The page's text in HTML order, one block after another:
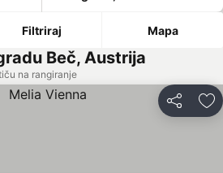
Filtriraj Mapa
Beč, Austrija
na rangiranje
Deli